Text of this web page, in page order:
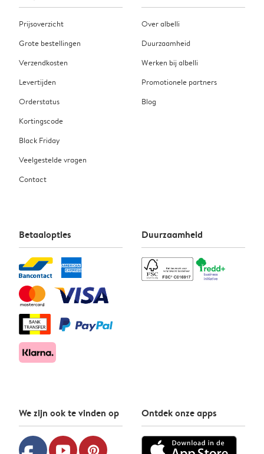
Prijsoverzicht
Grote bestellingen
Verzendkosten
Levertijden
Orderstatus
Kortingscode
Black Friday
Veelgestelde vragen
Contact
Over albelli
Duurzaamheid
Werken bij albelli
Promotionele partners
Blog
Betaalopties Duurzaamheid
We zijn ook te vinden op
youtube pinterest
Ontdek onze apps